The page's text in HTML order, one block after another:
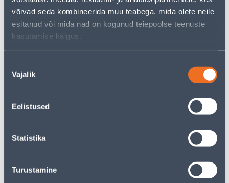
võivad seda kombineerida muu teabega, mida olete neile
esitanud või mida nad on kogunud teiepoolse teenuste
kasutamise käigus.
valik
Vajalik
Eelistused
Statistika
Turustamine
REHA FISKARS QUICKFIT
17.00 € /tk
SAMBLANUGA FISKARS